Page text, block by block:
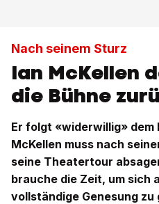
Nach seinem Sturz
Ian McKellen
die Bühne
Er folgt «widerwillig» dem
McKellen muss nach
seine Theatertour
brauche die Zeit, um sich
vollständige Genesung